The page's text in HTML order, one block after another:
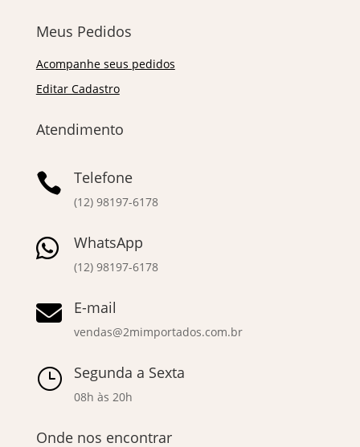
Meus Pedidos
Acompanhe seus pedidos
Editar Cadastro
Atendimento
 Telefone
(12) 98197-6178
 WhatsApp
(12) 98197-6178
 E-mail
vendas@2mimportados.com.br
} Segunda a Sexta
08h às 20h
Onde nos encontrar